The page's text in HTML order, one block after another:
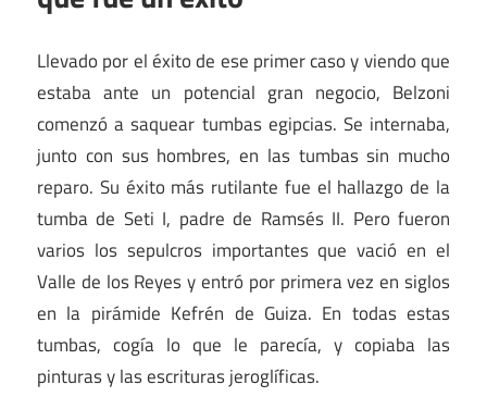
Llevado por el éxito de ese primer caso y viendo que
estaba ante un potencial gran negocio, Belzoni
comenzó a saquear tumbas egipcias. Se internaba,
junto con sus hombres, en las tumbas sin mucho
reparo. Su éxito más rutilante fue el hallazgo de la
tumba de Seti I, padre de Ramsés II. Pero fueron
varios los sepulcros importantes que vació en el
Valle de los Reyes y entró por primera vez en siglos
en la pirámide Kefrén de Guiza. En todas estas
tumbas, cogía lo que le parecía, y copiaba las
pinturas y las escrituras jeroglíficas.